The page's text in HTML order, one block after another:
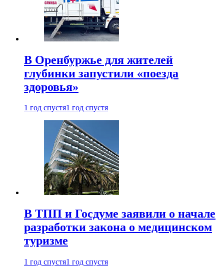
В Оренбуржье для жителей
глубинки запустили «поезда
здоровья»
1 год спустя1 год спустя
В ТПП и Госдуме заявили о начале
разработки закона о медицинском
туризме
1 год спустя1 год спустя